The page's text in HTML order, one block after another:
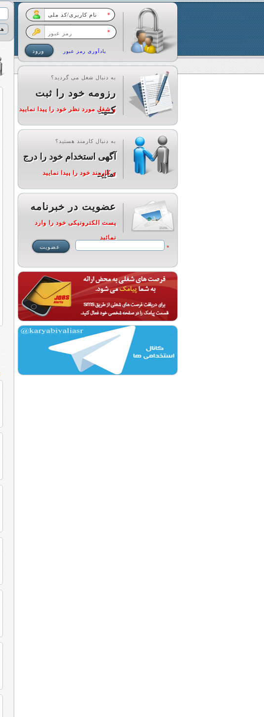
*
*
یادآوری رمز عبور
به دنبال شغل می گردید؟
رزومه خود را ثبت
کنید
و شغل مورد نظر خود را پیدا نمایید
به دنبال کارمند هستید؟
آگهی استخدام خود را درج
نمایید
و کارمند خود را پیدا نمایید
عضویت در خبرنامه
پست الکترونیکی خود را وارد
نمائید
*